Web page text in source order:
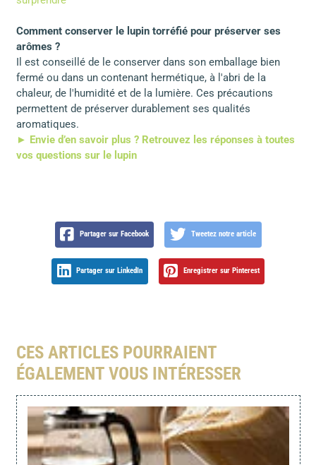
Comment conserver le lupin torréfié pour préserver ses
arômes ?
Il est conseillé de le conserver dans son emballage bien
fermé ou dans un contenant hermétique, à l'abri de la
chaleur, de l'humidité et de la lumière. Ces précautions
permettent de préserver durablement ses qualités
aromatiques.
► Envie d’en savoir plus ? Retrouvez les réponses à toutes
vos questions sur le lupin
Partager sur Facebook Tweetez notre article
Partager sur LinkedIn Enregistrer sur Pinterest
CES ARTICLES POURRAIENT
ÉGALEMENT VOUS INTÉRESSER